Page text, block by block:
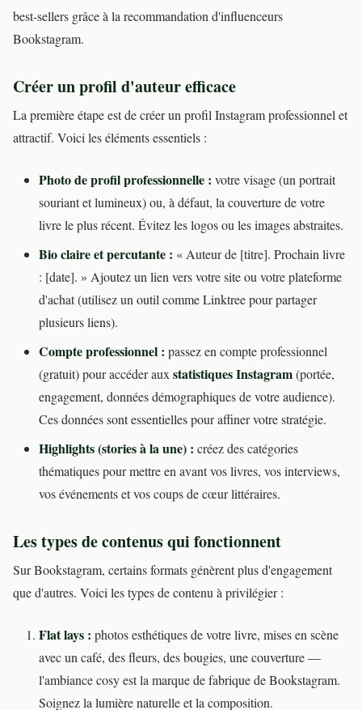
best-sellers grâce à la recommandation d'influenceurs
Bookstagram.
Créer un profil d'auteur efficace
La première étape est de créer un profil Instagram professionnel et
attractif. Voici les éléments essentiels :
Photo de profil professionnelle : votre visage (un portrait
souriant et lumineux) ou, à défaut, la couverture de votre
livre le plus récent. Évitez les logos ou les images abstraites.
Bio claire et percutante : « Auteur de [titre]. Prochain livre
: [date]. » Ajoutez un lien vers votre site ou votre plateforme
d'achat (utilisez un outil comme Linktree pour partager
plusieurs liens).
Compte professionnel : passez en compte professionnel
(gratuit) pour accéder auxstatistiques Instagram(portée,
engagement, données démographiques de votre audience).
Ces données sont essentielles pour affiner votre stratégie.
Highlights (stories à la une) : créez des catégories
thématiques pour mettre en avant vos livres, vos interviews,
vos événements et vos coups de cœur littéraires.
Les types de contenus qui fonctionnent
Sur Bookstagram, certains formats génèrent plus d'engagement
que d'autres. Voici les types de contenu à privilégier :
Flat lays : photos esthétiques de votre livre, mises en scène
avec un café, des fleurs, des bougies, une couverture —
l'ambiance cosy est la marque de fabrique de Bookstagram.
Soignez la lumière naturelle et la composition.